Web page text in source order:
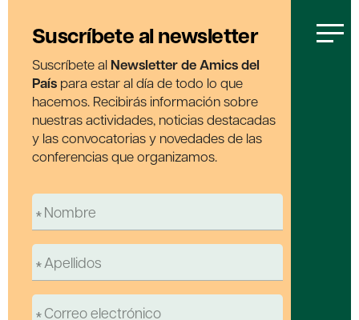
Suscríbete al newsletter
Suscríbete al Newsletter de Amics del
País para estar al día de todo lo que
hacemos. Recibirás información sobre
nuestras actividades, noticias destacadas
y las convocatorias y novedades de las
conferencias que organizamos.